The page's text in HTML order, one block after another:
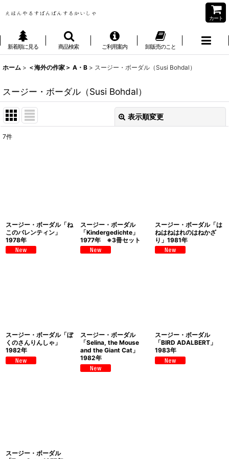
カート
新着順に見る 商品検索 ご利用案内 卸販売のこと
ホーム > ＜海外の作家＞ A・B > スージー・ボーダル（Susi Bohdal）
スージー・ボーダル（Susi Bohdal）
表示順変更
7件
スージー・ボーダル「ね
このバレンティン」
1978年
スージー・ボーダル
「Kindergedichte」
1977年 ※3冊セット
スージー・ボーダル「は
ねはねはれのはねかざ
り」1981年
スージー・ボーダル「ぼ
くのさんりんしゃ」
1982年
スージー・ボーダル
「Selina, the Mouse
and the Giant Cat」
1982年
スージー・ボーダル
「BIRD ADALBERT」
1983年
スージー・ボーダル